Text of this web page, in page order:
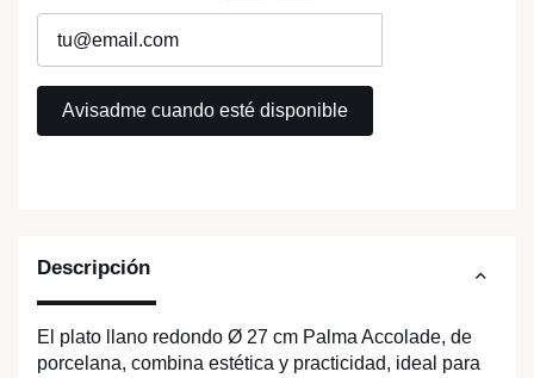
Descripción
El plato llano redondo Ø 27 cm Palma Accolade, de
porcelana, combina estética y practicidad, ideal para